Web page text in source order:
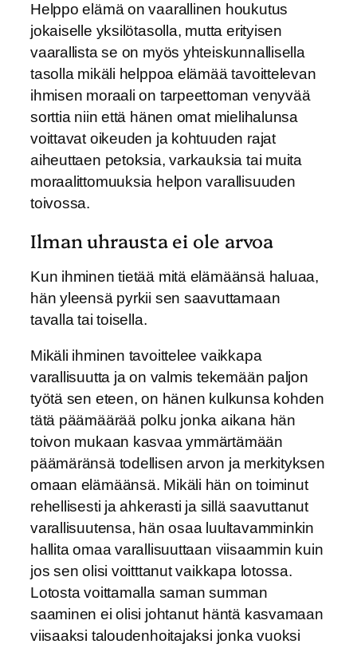
Helppo elämä on vaarallinen houkutus
jokaiselle yksilötasolla, mutta erityisen
vaarallista se on myös yhteiskunnallisella
tasolla mikäli helppoa elämää tavoittelevan
ihmisen moraali on tarpeettoman venyvää
sorttia niin että hänen omat mielihalunsa
voittavat oikeuden ja kohtuuden rajat
aiheuttaen petoksia, varkauksia tai muita
moraalittomuuksia helpon varallisuuden
toivossa.
Ilman uhrausta ei ole arvoa
Kun ihminen tietää mitä elämäänsä haluaa,
hän yleensä pyrkii sen saavuttamaan
tavalla tai toisella.
Mikäli ihminen tavoittelee vaikkapa
varallisuutta ja on valmis tekemään paljon
työtä sen eteen, on hänen kulkunsa kohden
tätä päämäärää polku jonka aikana hän
toivon mukaan kasvaa ymmärtämään
päämäränsä todellisen arvon ja merkityksen
omaan elämäänsä. Mikäli hän on toiminut
rehellisesti ja ahkerasti ja sillä saavuttanut
varallisuutensa, hän osaa luultavamminkin
hallita omaa varallisuuttaan viisaammin kuin
jos sen olisi voitttanut vaikkapa lotossa.
Lotosta voittamalla saman summan
saaminen ei olisi johtanut häntä kasvamaan
viisaaksi taloudenhoitajaksi jonka vuoksi